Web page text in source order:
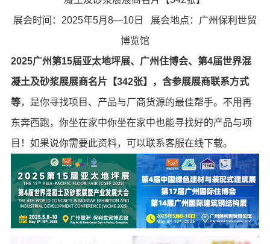
展会时间：2025年5月8—10日 展会地点：广州保利世贸
博览馆
2025广州第15届亚太地坪展、广州住博会、第4届世界混
凝土及砂浆展展商名片【342张】，含参展展商联系方式
等，是你寻找项目、产品与厂商货源的最佳帮手。不用再
东奔西跑，你坐在家中你坐在家中也能寻找好的产品与项
目！如果说你需要此资料，可以联系客服在线下载。